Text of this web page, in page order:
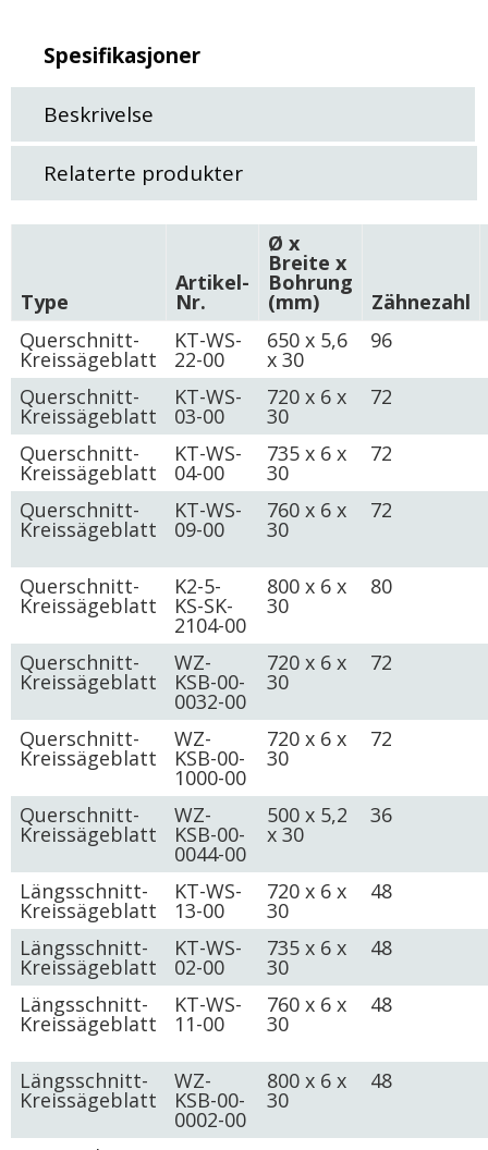
Spesifikasjoner
Beskrivelse
Relaterte produkter
Type
Artikel-
Nr.
Ø x
Breite x
Bohrung
(mm)
Zähnezahl
Querschnitt-
Kreissägeblatt
KT-WS-
22-00
650 x 5,6
x 30
96
Querschnitt-
Kreissägeblatt
KT-WS-
03-00
720 x 6 x
30
72
Querschnitt-
Kreissägeblatt
KT-WS-
04-00
735 x 6 x
30
72
Querschnitt-
Kreissägeblatt
KT-WS-
09-00
760 x 6 x
30
72
Querschnitt-
Kreissägeblatt
K2-5-
KS-SK-
2104-00
800 x 6 x
30
80
Querschnitt-
Kreissägeblatt
WZ-
KSB-00-
0032-00
720 x 6 x
30
72
Querschnitt-
Kreissägeblatt
WZ-
KSB-00-
1000-00
720 x 6 x
30
72
Querschnitt-
Kreissägeblatt
WZ-
KSB-00-
0044-00
500 x 5,2
x 30
36
Längsschnitt-
Kreissägeblatt
KT-WS-
13-00
720 x 6 x
30
48
Längsschnitt-
Kreissägeblatt
KT-WS-
02-00
735 x 6 x
30
48
Längsschnitt-
Kreissägeblatt
KT-WS-
11-00
760 x 6 x
30
48
Längsschnitt-
Kreissägeblatt
WZ-
KSB-00-
0002-00
800 x 6 x
30
48